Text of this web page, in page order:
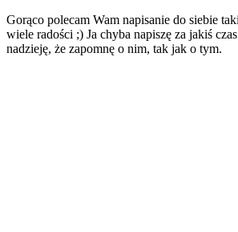
Gorąco polecam Wam napisanie do siebie
wiele radości ;) Ja chyba napiszę za jakiś
nadzieję, że zapomnę o nim, tak jak o tym.